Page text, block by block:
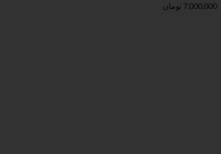
7,000,000 تومان